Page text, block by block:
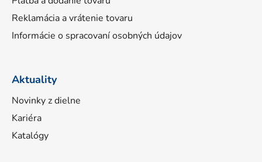
Reklamácia a vrátenie tovaru
Informácie o spracovaní osobných údajov
Aktuality
Novinky z dielne
Kariéra
Katalógy